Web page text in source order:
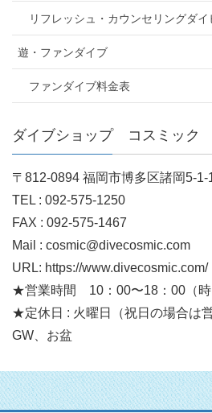
リフレッシュ・カウンセリングダイ
遊・ファンダイブ
ファンダイブ料金表
ダイブショップ コスミック
〒812-0894 福岡市博多区諸岡5-1-
TEL : 092-575-1250
FAX : 092-575-1467
Mail : cosmic@divecosmic.com
URL: https://www.divecosmic.com/
★営業時間 10：00〜18：00（時
★定休日 : 火曜日（祝日の場合は
GW、お盆